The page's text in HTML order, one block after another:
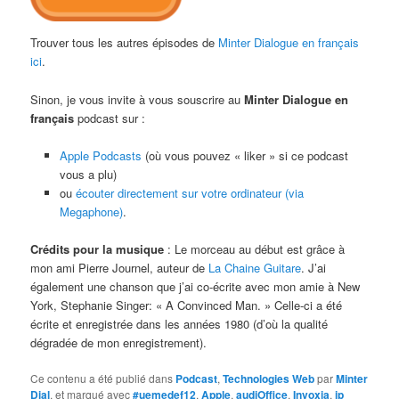
Trouver tous les autres épisodes de Minter Dialogue en français
ici.
Sinon, je vous invite à vous souscrire auMinter Dialogue en
français podcast sur :
Apple Podcasts (où vous pouvez « liker » si ce podcast
vous a plu)
ou écouter directement sur votre ordinateur (via
Megaphone).
Crédits pour la musique : Le morceau au début est grâce à
mon ami Pierre Journel, auteur de La Chaine Guitare. J’ai
également une chanson que j’ai co-écrite avec mon amie à New
York, Stephanie Singer: « A Convinced Man. » Celle-ci a été
écrite et enregistrée dans les années 1980 (d’où la qualité
dégradée de mon enregistrement).
Ce contenu a été publié dans Podcast,Technologies WebparMinter
Dial, et marqué avec#uemedef12,Apple,audiOffice,Invoxia,ip